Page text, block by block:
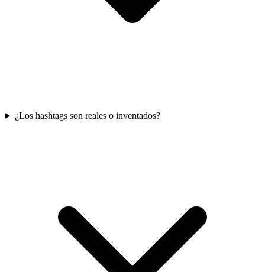
¿Los hashtags son reales o inventados?